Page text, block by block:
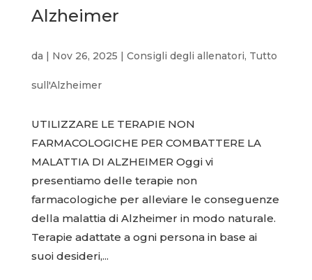
Alzheimer
da | Nov 26, 2025 | Consigli degli allenatori, Tutto
sull'Alzheimer
UTILIZZARE LE TERAPIE NON
FARMACOLOGICHE PER COMBATTERE LA
MALATTIA DI ALZHEIMER Oggi vi
presentiamo delle terapie non
farmacologiche per alleviare le conseguenze
della malattia di Alzheimer in modo naturale.
Terapie adattate a ogni persona in base ai
suoi desideri,...